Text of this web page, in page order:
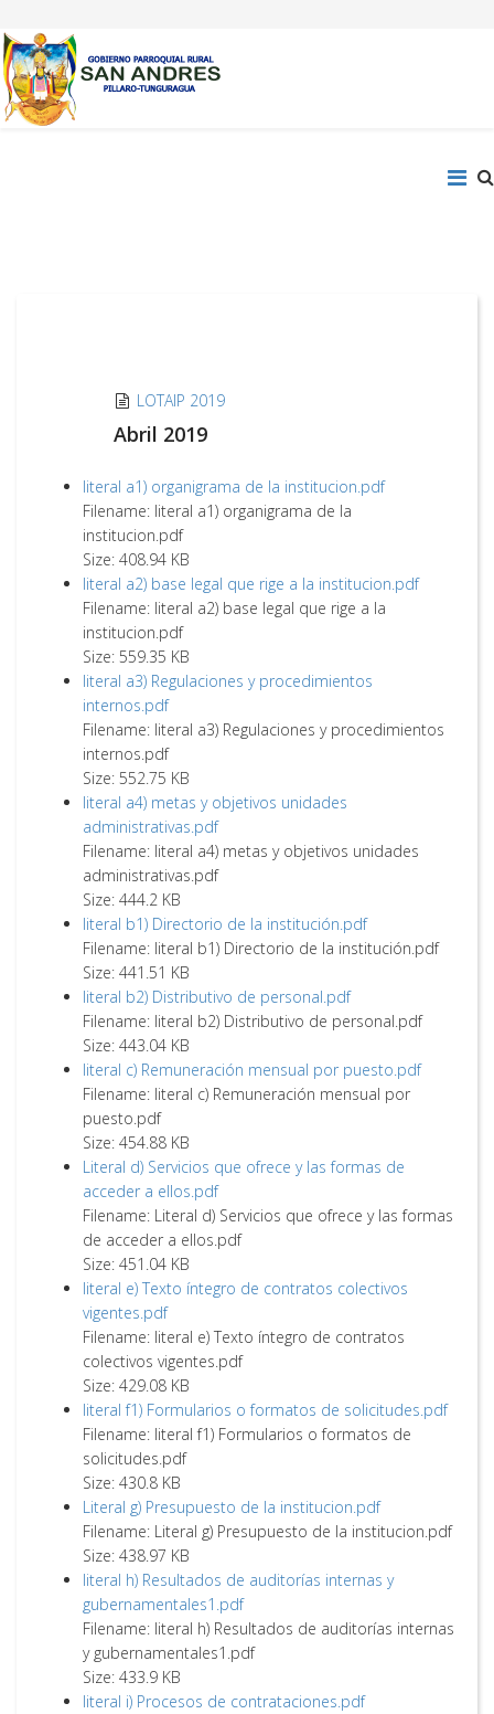
LOTAIP 2019
Abril 2019
literal a1) organigrama de la institucion.pdf
Filename: literal a1) organigrama de la
institucion.pdf
Size: 408.94 KB
literal a2) base legal que rige a la institucion.pdf
Filename: literal a2) base legal que rige a la
institucion.pdf
Size: 559.35 KB
literal a3) Regulaciones y procedimientos
internos.pdf
Filename: literal a3) Regulaciones y procedimientos
internos.pdf
Size: 552.75 KB
literal a4) metas y objetivos unidades
administrativas.pdf
Filename: literal a4) metas y objetivos unidades
administrativas.pdf
Size: 444.2 KB
literal b1) Directorio de la institución.pdf
Filename: literal b1) Directorio de la institución.pdf
Size: 441.51 KB
literal b2) Distributivo de personal.pdf
Filename: literal b2) Distributivo de personal.pdf
Size: 443.04 KB
literal c) Remuneración mensual por puesto.pdf
Filename: literal c) Remuneración mensual por
puesto.pdf
Size: 454.88 KB
Literal d) Servicios que ofrece y las formas de
acceder a ellos.pdf
Filename: Literal d) Servicios que ofrece y las formas
de acceder a ellos.pdf
Size: 451.04 KB
literal e) Texto íntegro de contratos colectivos
vigentes.pdf
Filename: literal e) Texto íntegro de contratos
colectivos vigentes.pdf
Size: 429.08 KB
literal f1) Formularios o formatos de solicitudes.pdf
Filename: literal f1) Formularios o formatos de
solicitudes.pdf
Size: 430.8 KB
Literal g) Presupuesto de la institucion.pdf
Filename: Literal g) Presupuesto de la institucion.pdf
Size: 438.97 KB
literal h) Resultados de auditorías internas y
gubernamentales1.pdf
Filename: literal h) Resultados de auditorías internas
y gubernamentales1.pdf
Size: 433.9 KB
literal i) Procesos de contrataciones.pdf